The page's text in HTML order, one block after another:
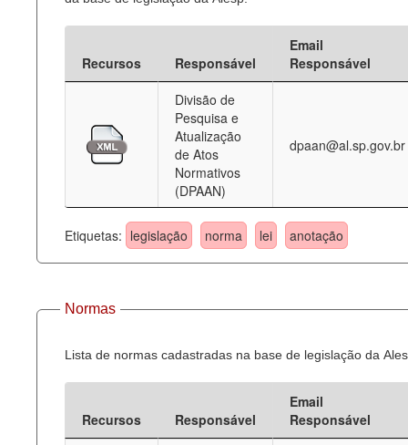
Deputados Estaduais
Legislação
Perguntas frequentes
Contato
Recursos Responsável
Email
Responsável
Divisão de
Pesquisa e
Atualização
de Atos
Normativos
(DPAAN)
dpaan@al.sp.gov.br
Etiquetas: legislação norma lei anotação
Normas
Lista de normas cadastradas na base de legislação da
Recursos Responsável
Email
Responsável